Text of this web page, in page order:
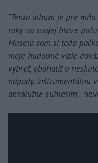
"Tento album je pre
roky vo svojej hlave
Musela som si teda
moje hudobné vízie
vybrať, obohatiť o
nápady, inštrumentálnu
absolútne súhlasím,"